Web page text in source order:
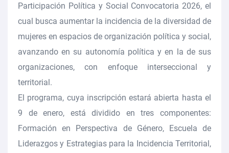
Participación Política y Social Convocatoria 2026, el
cual busca aumentar la incidencia de la diversidad de
mujeres en espacios de organización política y social,
avanzando en su autonomía política y en la de sus
organizaciones, con enfoque interseccional y
territorial.
El programa, cuya inscripción estará abierta hasta el
9 de enero, está dividido entres componentes:
Formación en Perspectiva de Género, Escuela de
Liderazgos y Estrategias para la Incidencia Territorial,